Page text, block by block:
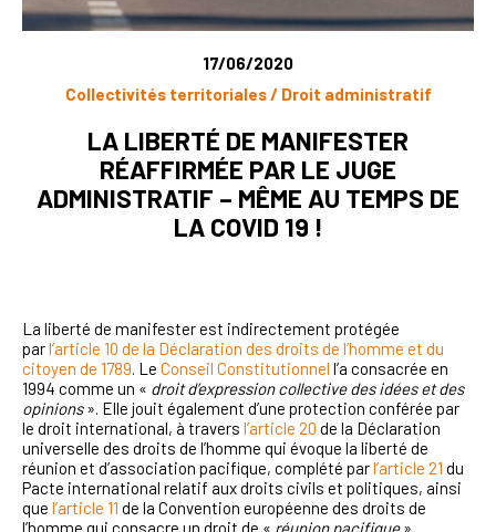
17/06/2020
Collectivités territoriales / Droit administratif
LA LIBERTÉ DE MANIFESTER
RÉAFFIRMÉE PAR LE JUGE
ADMINISTRATIF – MÊME AU TEMPS DE
LA COVID 19 !
La liberté de manifester est indirectement protégée
parl’article 10 de la Déclaration des droits de l’homme et du
citoyen de 1789. Le Conseil Constitutionnel l’a consacrée en
1994 comme un « droit d’expression collective des idées et des
opinions». Elle jouit également d’une protection conférée par
le droit international, à travers l’article 20 de la Déclaration
universelle des droits de l’homme qui évoque la liberté de
réunion et d’association pacifique, complété parl’article 21 du
Pacte international relatif aux droits civils et politiques, ainsi
que l’article 11 de la Convention européenne des droits de
l’homme qui consacre un droit de « réunion pacifique».